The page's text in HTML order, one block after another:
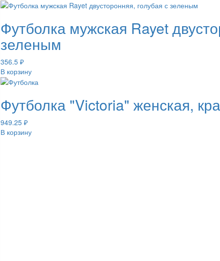
Футболка мужская Rayet
зеленым
356.5 ₽
В корзину
Футболка "Victoria" женская,
949.25 ₽
В корзину